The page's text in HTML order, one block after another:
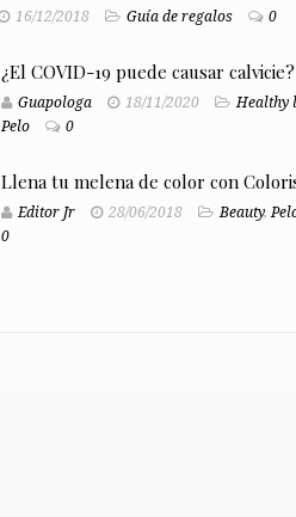
16/12/2018 Guía de regalos 0
¿El COVID-19 puede causar calvicie?
Guapologa 18/11/2020 Healthy
Pelo
0
Llena tu melena de color con
Editor Jr 28/06/2018 Beauty,
0